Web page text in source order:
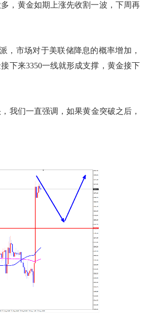
，黄金如期上涨先收割一波，下周再
市场对于美联储降息的概率增加，
下来3350一线就形成支撑，黄金接下
们一直强调，如果黄金突破之后，